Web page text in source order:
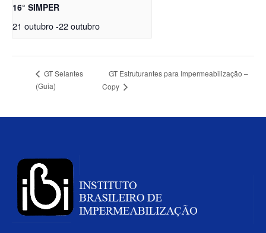
16° SIMPER
21 outubro-22 outubro
GT Selantes
(Guia)
GT Estruturantes para Impermeabilização –
Copy